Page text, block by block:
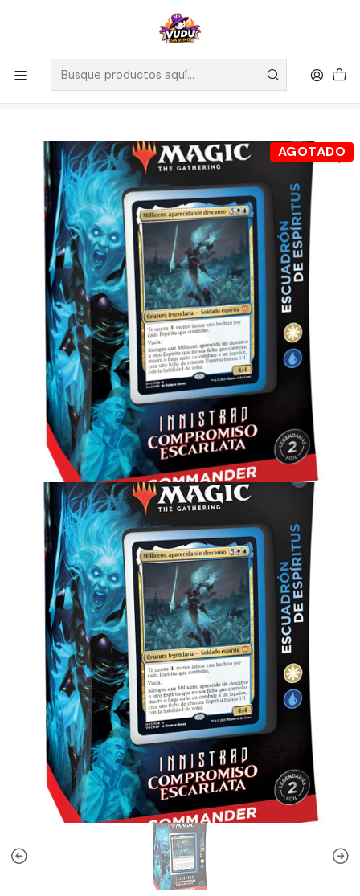
🚀 ¡Despachamos a todo Chile! Envío GRATIS a Regiones sobre
$100.000 y a RM sobre $35.000
Inicio Juegos de Cartas TCG
Magic The Gathering
Sellados Magic The Gathering
MTG Innistrad: Compromiso Escarlata - Mazo Commander
Escuadrón de espíritus - Inglés/Español
AGOTADO